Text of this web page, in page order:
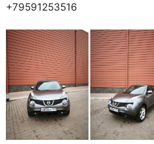
+79591253516